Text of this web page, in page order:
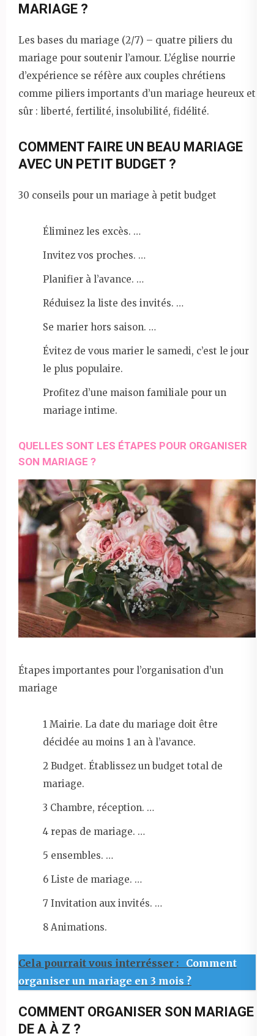
MARIAGE ?
Les bases du mariage (2/7) – quatre piliers du
mariage pour soutenir l’amour. L’église nourrie
d’expérience se réfère aux couples chrétiens
comme piliers importants d’un mariage heureux et
sûr : liberté, fertilité, insolubilité, fidélité.
COMMENT FAIRE UN BEAU MARIAGE
AVEC UN PETIT BUDGET ?
30 conseils pour un mariage à petit budget
Éliminez les excès. …
Invitez vos proches. …
Planifier à l’avance. …
Réduisez la liste des invités. …
Se marier hors saison. …
Évitez de vous marier le samedi, c’est le jour
le plus populaire.
Profitez d’une maison familiale pour un
mariage intime.
QUELLES SONT LES ÉTAPES POUR ORGANISER
SON MARIAGE ?
Étapes importantes pour l’organisation d’un
mariage
1 Mairie. La date du mariage doit être
décidée au moins 1 an à l’avance.
2 Budget. Établissez un budget total de
mariage.
3 Chambre, réception. …
4 repas de mariage. …
5 ensembles. …
6 Liste de mariage. …
7 Invitation aux invités. …
8 Animations.
Cela pourrait vous interrésser :
Comment
organiser un mariage en 3 mois ?
COMMENT ORGANISER SON MARIAGE
DE A À Z ?